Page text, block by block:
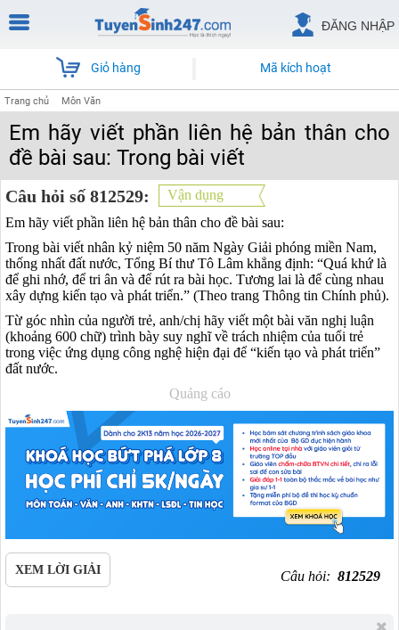
ĐĂNG NHẬP
Giỏ hàng Mã kích hoạt
Trang chủ Môn Văn
Em hãy viết phần liên hệ bản thân cho
đề bài sau: Trong bài viết
Câu hỏi số 812529:
Vận dụng
Em hãy viết phần liên hệ bản thân cho đề bài sau:
Trong bài viết nhân kỷ niệm 50 năm Ngày Giải phóng miền Nam,
thống nhất đất nước, Tổng Bí thư Tô Lâm khẳng định: “Quá khứ là
để ghi nhớ, để tri ân và để rút ra bài học. Tương lai là để cùng nhau
xây dựng kiến tạo và phát triển.” (Theo trang Thông tin Chính phủ).
Từ góc nhìn của người trẻ, anh/chị hãy viết một bài văn nghị luận
(khoảng 600 chữ) trình bày suy nghĩ về trách nhiệm của tuổi trẻ
trong việc ứng dụng công nghệ hiện đại để “kiến tạo và phát triển”
đất nước.
Quảng cáo
XEM LỜI GIẢI Câu hỏi: 812529